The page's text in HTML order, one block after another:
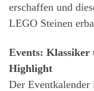
erschaffen und
LEGO Steinen
Events: Klassiker
Highlight
Der